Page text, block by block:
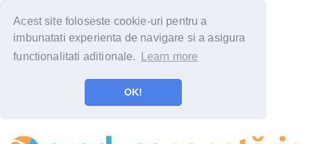
Acest site foloseste cookie-uri pentru a
imbunatati experienta de navigare si a asigura
functionalitati aditionale.
Learn more
OK!